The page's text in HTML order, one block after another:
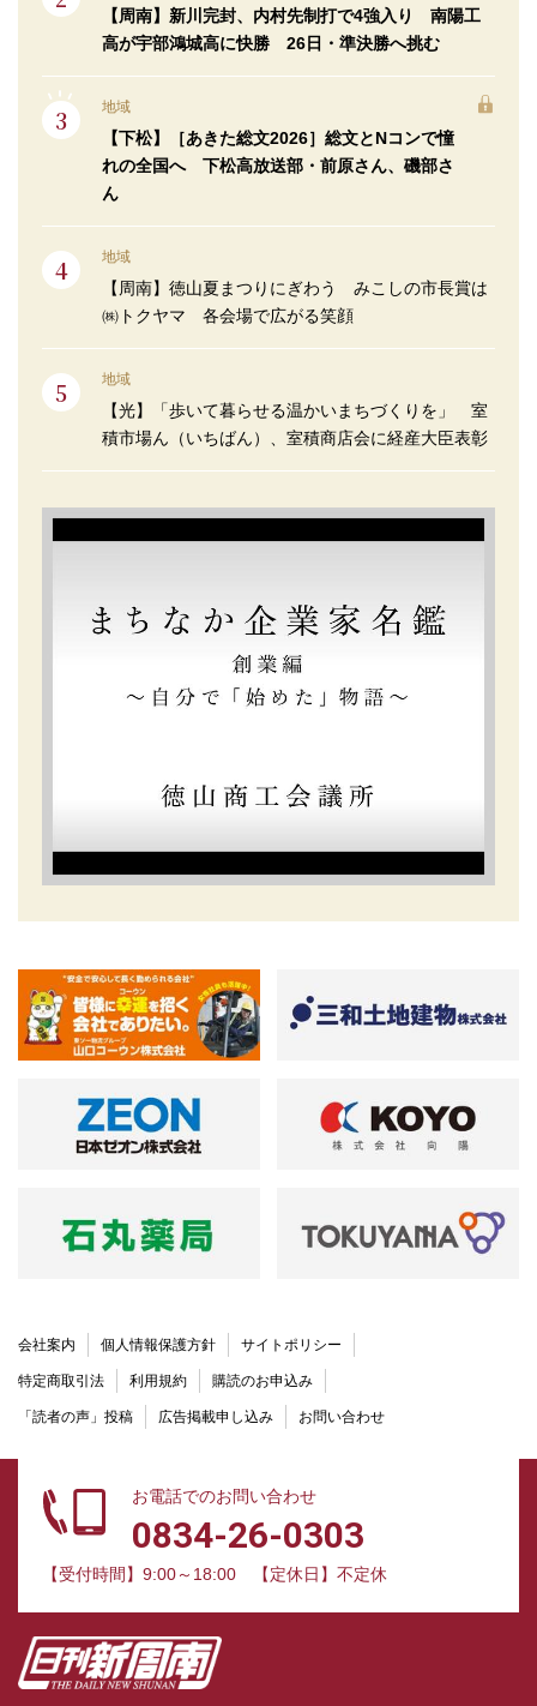
【周南】新川完封、内村先制打で4強入り 南陽工
高が宇部鴻城高に快勝 26日・準決勝へ挑む
地域
【下松】［あきた総文2026］総文とNコンで憧
れの全国へ 下松高放送部・前原さん、磯部さ
ん
地域
【周南】徳山夏まつりにぎわう みこしの市長賞は
㈱トクヤマ 各会場で広がる笑顔
地域
【光】「歩いて暮らせる温かいまちづくりを」 室
積市場ん（いちばん）、室積商店会に経産大臣表彰
会社案内 個人情報保護方針 サイトポリシー
特定商取引法 利用規約 購読のお申込み
「読者の声」投稿 広告掲載申し込み お問い合わせ
お電話でのお問い合わせ
0834-26-0303
【受付時間】9:00～18:00 【定休日】不定休